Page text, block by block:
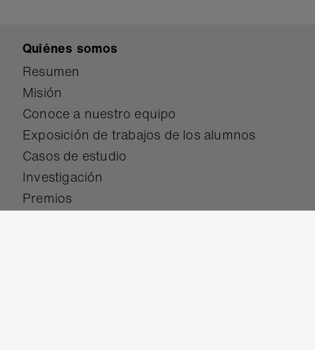
Quiénes somos
Resumen
Misión
Conoce a nuestro equipo
Exposición de trabajos de los alumnos
Casos de estudio
Investigación
Premios